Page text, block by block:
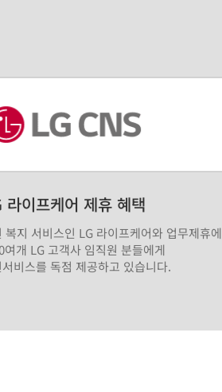
라이프케어 제휴 혜택
복지 서비스인 LG 라이프케어와 업무제휴에
여개 LG 고객사 임직원 분들에게
비스를 독점 제공하고 있습니다.